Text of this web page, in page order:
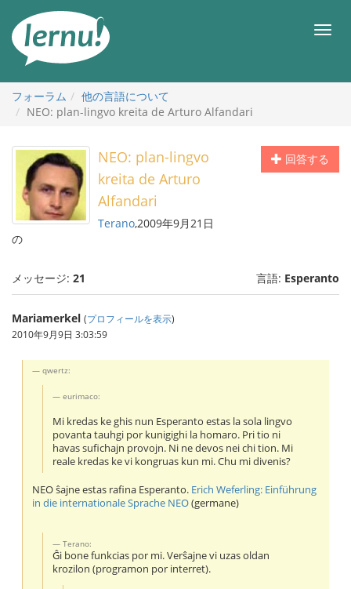
メ
フォーラム
他の言語について
NEO: plan-lingvo kreita de Arturo Alfandari
回答する
NEO: plan-lingvo
kreita de Arturo
Alfandari
Terano,2009年9月21日
の
メッセージ: 21 言語: Esperanto
Mariamerkel (プロフィールを表示)
2010年9月9日 3:03:59
qwertz:
eurimaco:
Mi kredas ke ghis nun Esperanto estas la sola lingvo
povanta tauhgi por kunigighi la homaro. Pri tio ni
havas sufichajn provojn. Ni ne devos nei chi tion. Mi
reale kredas ke vi kongruas kun mi. Chu mi divenis?
NEO ŝajne estas rafina Esperanto. Erich Weferling: Einführung
in die internationale Sprache NEO(germane)
Terano:
Ĝi bone funkcias por mi. Verŝajne vi uzas oldan
krozilon (programon por interret).